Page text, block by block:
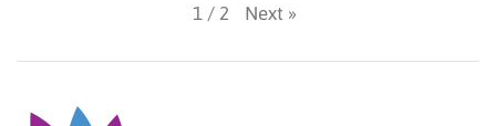
1 / 2 Next »